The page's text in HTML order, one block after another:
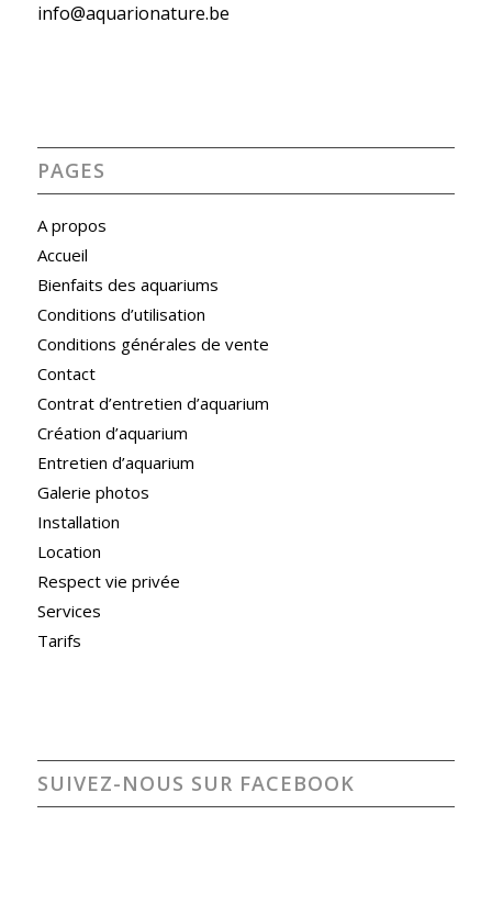
info@aquarionature.be
PAGES
A propos
Accueil
Bienfaits des aquariums
Conditions d’utilisation
Conditions générales de vente
Contact
Contrat d’entretien d’aquarium
Création d’aquarium
Entretien d’aquarium
Galerie photos
Installation
Location
Respect vie privée
Services
Tarifs
SUIVEZ-NOUS SUR FACEBOOK